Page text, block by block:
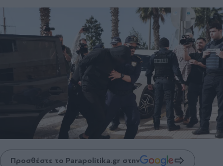
Προσθέστε το Parapolitika.gr στην